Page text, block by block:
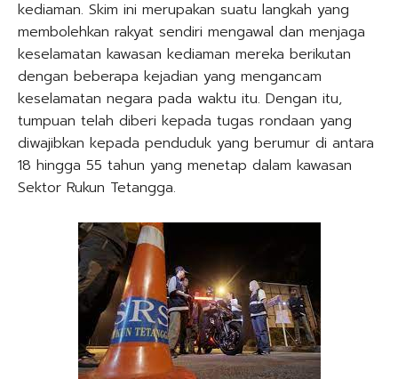
kediaman. Skim ini merupakan suatu langkah yang
membolehkan rakyat sendiri mengawal dan menjaga
keselamatan kawasan kediaman mereka berikutan
dengan beberapa kejadian yang mengancam
keselamatan negara pada waktu itu. Dengan itu,
tumpuan telah diberi kepada tugas rondaan yang
diwajibkan kepada penduduk yang berumur di antara
18 hingga 55 tahun yang menetap dalam kawasan
Sektor Rukun Tetangga.